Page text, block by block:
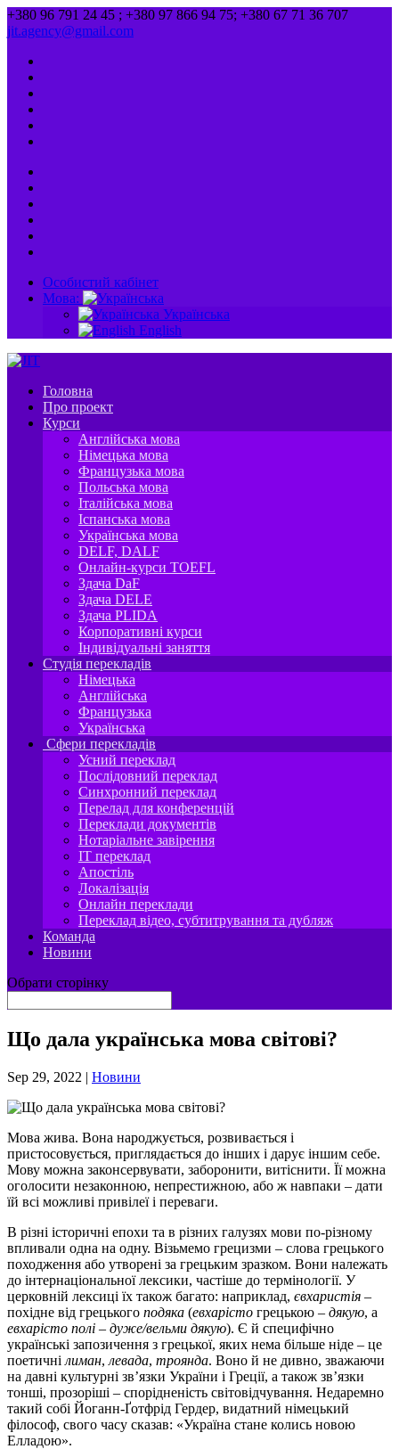
+380 96 791 24 45 ; +380 97 866 94 75; +380 67 71 36 707
jit.agency@gmail.com
Особистий кабінет
Мова:
Українська
English
Головна
Про проект
Курси
Англійська мова
Німецька мова
Французька мова
Польська мова
Італійська мова
Іспанська мова
Українська мова
DELF, DALF
Онлайн-курси TOEFL
Здача DaF
Здача DELE
Здача PLIDA
Корпоративні курси
Індивідуальні заняття
Студія перекладів
Німецька
Англійська
Французька
Українська
Сфери перекладів
Усний переклад
Послідовний переклад
Синхронний переклад
Перелад для конференцій
Переклади документів
Нотаріальне завірення
IT переклад
Апостіль
Локалізація
Онлайн переклади
Переклад відео, субтитрування та дубляж
Команда
Новини
Обрати сторінку
Що дала українська мова світові?
Sep 29, 2022 | Новини
Мова жива. Вона народжується, розвивається і
пристосовується, приглядається до інших і дарує іншим себе.
Мову можна законсервувати, заборонити, витіснити. Її можна
оголосити незаконною, непрестижною, або ж навпаки – дати
їй всі можливі привілеї і переваги.
В різні історичні епохи та в різних галузях мови по-різному
впливали одна на одну. Візьмемо грецизми – слова грецького
походження або утворені за грецьким зразком. Вони належать
до інтернаціональної лексики, частіше до термінології. У
церковній лексиці їх також багато: наприклад, євхаристія –
похідне від грецького подяка (евхарісто грецькою – дякую, а
евхарісто полі – дуже/вельми дякую). Є й специфічно
українські запозичення з грецької, яких нема більше ніде – це
поетичні лиман, левада, троянда. Воно й не дивно, зважаючи
на давні культурні зв’язки України і Греції, а також зв’язки
тонші, прозоріші – спорідненість світовідчування. Недаремно
такий собі Йоганн-Ґотфрід Гердер, видатний німецький
філософ, свого часу сказав: «Україна стане колись новою
Елладою».